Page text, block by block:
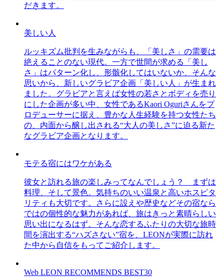
だきます。
美しい人
ルッキズム批判を生みながらも、「美しさ」の需要は
絶えることのない現代。一方で世間が求める「美し
さ」はパターン化し、形骸化してはいないか、そんな
思いから、新しいグラビア企画「美しい人」が生まれ
ました。グラビアと言えば女性の若さとボディを売り
にした企画が多い中、女性であるKaori Oguriさんをプ
ロデューサーに据え、豊かな人生経験を持つ女性たち
の、内面から醸し出される“大人の美しさ”に迫る新た
なグラビア企画となります。
モテる宿にはワケがある
彼女と訪れる旅の楽しみってなんでしょう？ まずは
料理、そして景色。気持ちのいい温泉と高いホスピタ
リティも大切です。さらに設えや歴史などその宿なら
ではの個性的な魅力があれば、旅はきっと素晴らしい
思い出になるはず。そんな恋するふたりの大切な旅時
間を演出する“ハズさない”宿を、LEONが実際に訪れ
た中から自信をもってご紹介します。
Web LEON RECOMMENDS BEST30